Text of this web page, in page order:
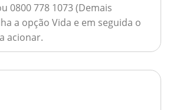
0800 778 1073 (Demais
a opção Vida e em seguida o
acionar.